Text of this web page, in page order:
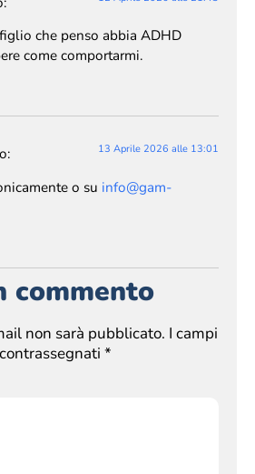
che penso abbia ADHD
come comportarmi.
13 Aprile 2026 alle 13:01
o su info@gam-
commento
non sarà pubblicato. I campi
*